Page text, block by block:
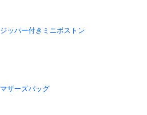
ジッパー付きミニボストン
マザーズバッグ